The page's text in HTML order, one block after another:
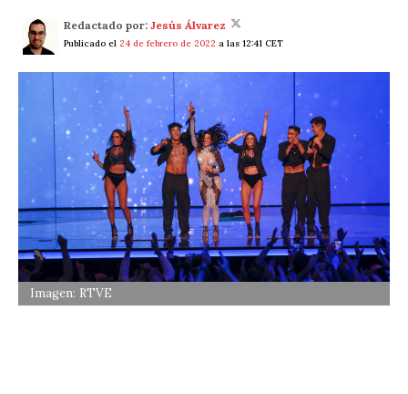
Redactado por: Jesús Álvarez
Publicado el 24 de febrero de 2022 a las 12:41 CET
Imagen: RTVE